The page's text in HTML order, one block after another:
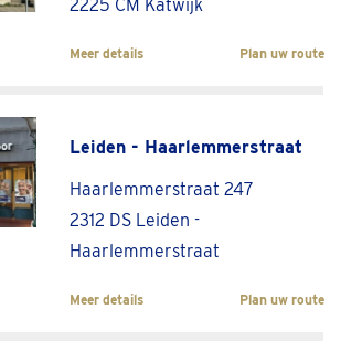
2225 CM Katwijk
Meer details Plan uw route
Leiden - Haarlemmerstraat
Haarlemmerstraat 247
2312 DS Leiden -
Haarlemmerstraat
Meer details Plan uw route